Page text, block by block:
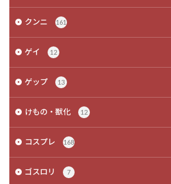
クンニ 161
ゲイ 12
ゲップ 13
けもの・獣化 12
コスプレ 168
ゴスロリ 7